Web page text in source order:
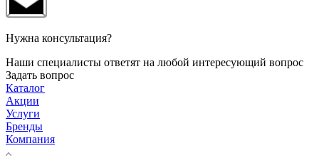
Нужна консультация?
Наши специалисты ответят на любой интересующий вопрос
Задать вопрос
Каталог
Акции
Услуги
Бренды
Компания